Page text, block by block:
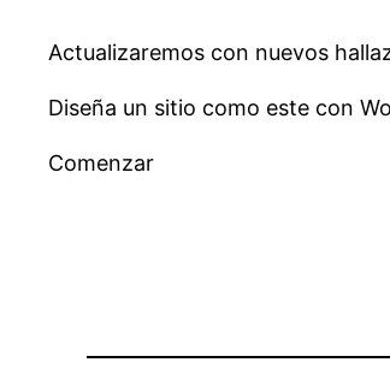
Actualizaremos con nuevos
Diseña un sitio como este con
Comenzar